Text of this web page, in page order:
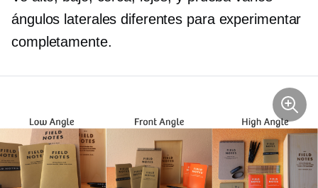
ángulos laterales diferentes para experimentar
completamente.